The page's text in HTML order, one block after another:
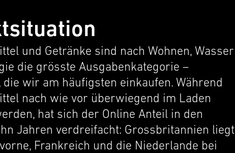
und Getränke sind nach Wohnen, Wasser
die grösste Ausgabenkat­e­gorie –
die wir am häufig­sten einkaufen. Während
nach wie vor überwiegend im Laden
hat sich der Online Anteil in den
Jahren verdreifacht: Gross­bri­tan­nien liegt
Frankre­ich und die Nieder­lande bei